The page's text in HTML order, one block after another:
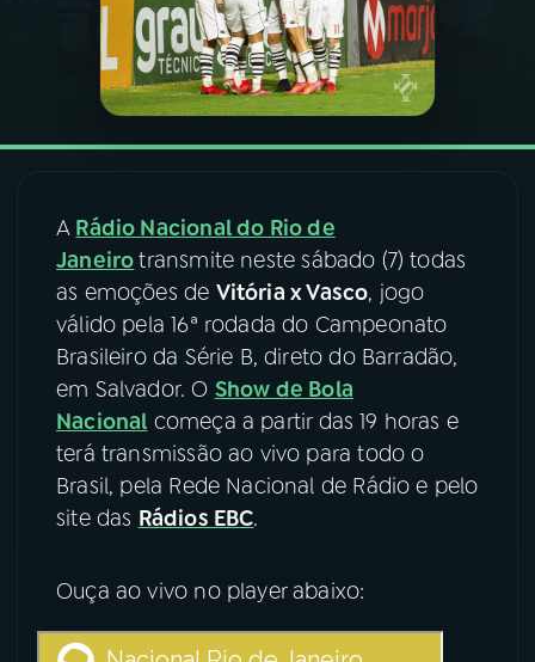
PODCASTS
VIDEOCASTS
08FESTIVAL DE MÚSICA
ACOMPANHE A RÁDIO NACIONAL
YouTube Facebook
Instagram X
TikTok
A Rádio Nacional do Rio de
Janeirotransmite neste sábado (7) todas
as emoções de Vitória x Vasco, jogo
válido pela 16ª rodada do Campeonato
Brasileiro da Série B, direto do Barradão,
em Salvador. O Show de Bola
Nacional começa a partir das 19 horas e
terá transmissão ao vivo para todo o
Brasil, pela Rede Nacional de Rádio e pelo
site das Rádios EBC.
Ouça ao vivo no player abaixo: